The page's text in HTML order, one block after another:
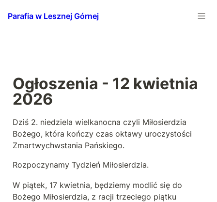
Parafia w Lesznej Górnej
Ogłoszenia - 12 kwietnia
2026
Dziś 2. niedziela wielkanocna czyli Miłosierdzia
Bożego, która kończy czas oktawy uroczystości
Zmartwychwstania Pańskiego.
Rozpoczynamy Tydzień Miłosierdzia.
W piątek, 17 kwietnia, będziemy modlić się do
Bożego Miłosierdzia, z racji trzeciego piątku